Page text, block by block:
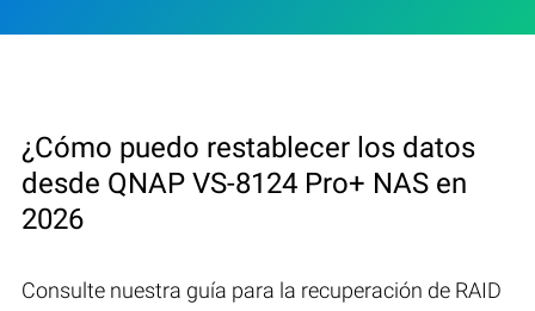
¿Cómo puedo restablecer los datos
desde QNAP VS-8124 Pro+ NAS en
2026
Consulte nuestra guía para la recuperación de RAID